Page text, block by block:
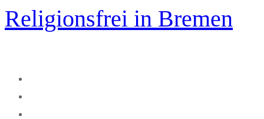
Zum
Inhalt
springen
Religionsfrei in Bremen